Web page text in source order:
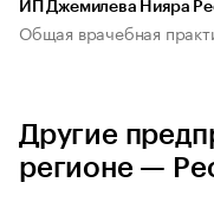
ИП Джемилева Нияра
Общая врачебная
Другие
регионе —